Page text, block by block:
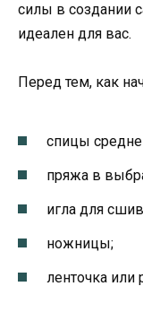
силы в создании
идеален для вас.
Перед тем, как
спицы
пряжа в
игла для
ножницы;
ленточка